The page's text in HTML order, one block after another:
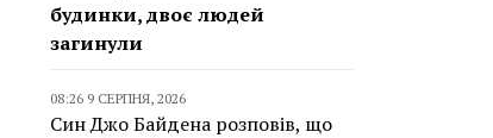
будинки, двоє людей
загинули
08:26 9 СЕРПНЯ, 2026
Син Джо Байдена розповів, що